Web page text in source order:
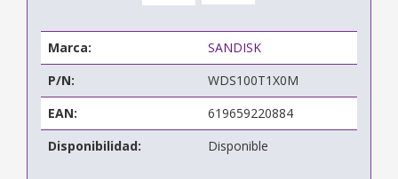
Marca:
SANDISK
P/N:
WDS100T1X0M
EAN:
619659220884
Disponibilidad:
Disponible